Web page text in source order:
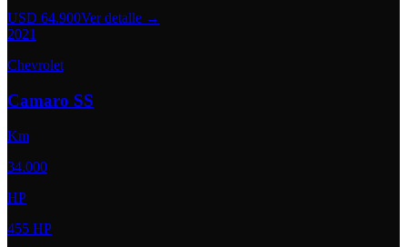
USD 64.900Ver detalle →
2021
Chevrolet
Camaro SS
Km
34.000
HP
455 HP